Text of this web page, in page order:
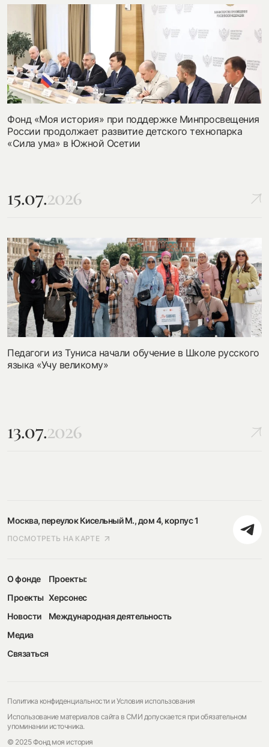
Фонд «Моя история» при поддержке Минпросвещения
России продолжает развитие детского технопарка
«Сила ума» в Южной Осетии
15.07.2026
Педагоги из Туниса начали обучение в Школе русского
языка «Учу великому»
13.07.2026
Москва, переулок Кисельный М., дом 4, корпус 1
ПОСМОТРЕТЬ НА КАРТЕ
О фонде
Проекты
Новости
Медиа
Связаться
Проекты:
Херсонес
Международная деятельность
Политика конфиденциальности и Условия использования
Использование материалов сайта в СМИ допускается при обязательном
упоминании источника.
© 2025 Фонд моя история